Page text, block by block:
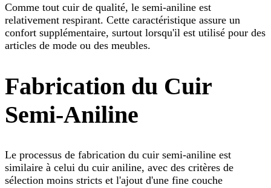
Comme tout cuir de qualité, le semi-aniline est
relativement respirant. Cette caractéristique assure un
confort supplémentaire, surtout lorsqu'il est utilisé pour des
articles de mode ou des meubles.
Fabrication du Cuir
Semi-Aniline
Le processus de fabrication du cuir semi-aniline est
similaire à celui du cuir aniline, avec des critères de
sélection moins stricts et l'ajout d'une fine couche